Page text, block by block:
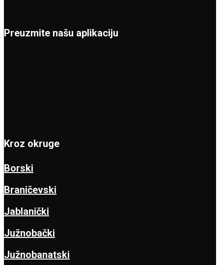
Preuzmite našu aplikaciju
Kroz okruge
Borski
Braničevski
Jablanički
Južnobački
Južnobanatski